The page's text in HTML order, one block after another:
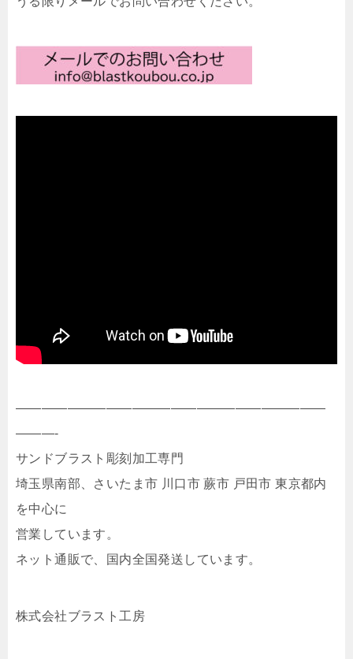
————————————————————————
———-
サンドブラスト彫刻加工専門
埼玉県南部、さいたま市 川口市 蕨市 戸田市 東京都内
を中心に
営業しています。
ネット通販で、国内全国発送しています。
株式会社ブラスト工房